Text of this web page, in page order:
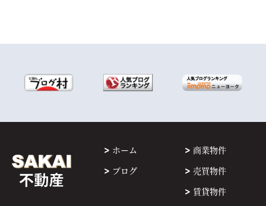
ホーム
ブログ
商業物件
売買物件
賃貸物件